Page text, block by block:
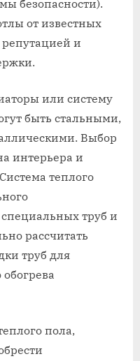
безопасности).
от известных
и
или систему
быть стальными,
Выбор
интерьера и
теплого
труб и
рассчитать
труб для
пола,